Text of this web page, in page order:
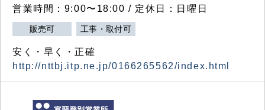
営業時間：9:00〜18:00 / 定休日：日曜日
販売可 工事・取付可
安く・早く・正確
http://nttbj.itp.ne.jp/0166265562/index.html